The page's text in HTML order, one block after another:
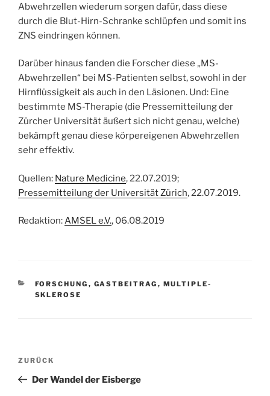
Abwehrzellen wiederum sorgen dafür, dass diese
durch die Blut-Hirn-Schranke schlüpfen und somit ins
ZNS eindringen können.
Darüber hinaus fanden die Forscher diese „MS-
Abwehrzellen“ bei MS-Patienten selbst, sowohl in der
Hirnflüssigkeit als auch in den Läsionen. Und: Eine
bestimmte MS-Therapie (die Pressemitteilung der
Zürcher Universität äußert sich nicht genau, welche)
bekämpft genau diese körpereigenen Abwehrzellen
sehr effektiv.
Quellen: Nature Medicine, 22.07.2019;
Pressemitteilung der Universität Zürich, 22.07.2019.
Redaktion:AMSEL e.V., 06.08.2019
KATEGORIEN
FORSCHUNG , GASTBEITRAG , MULTIPLE-
SKLEROSE
Beitragsnavigation
Vorheriger
Beitrag
ZURÜCK
Der Wandel der Eisberge